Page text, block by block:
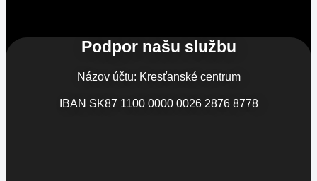
Podpor našu službu
Názov účtu: Kresťanské centrum
IBAN SK87 1100 0000 0026 2876 8778